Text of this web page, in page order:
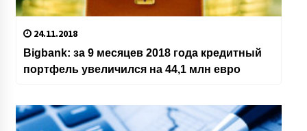
24.11.2018
Bigbank: за 9 месяцев 2018 года кредитный
портфель увеличился на 44,1 млн евро